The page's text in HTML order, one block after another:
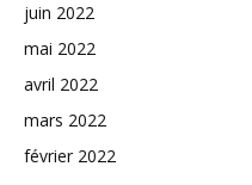
juin 2022
mai 2022
avril 2022
mars 2022
février 2022